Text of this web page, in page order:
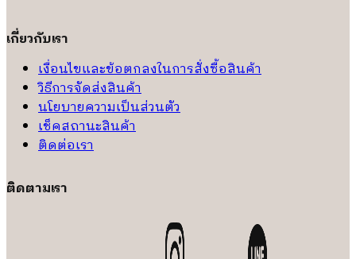
เกี่ยวกับเรา
เงื่อนไขและข้อตกลงในการสั่งซื้อสินค้า
วิธีการจัดส่งสินค้า
นโยบายความเป็นส่วนตัว
เช็คสถานะสินค้า
ติดต่อเรา
ติดตามเรา